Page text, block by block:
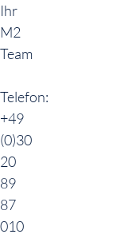
Ihr
M2
Team
Telefon:
+49
(0)30
20
89
87
010